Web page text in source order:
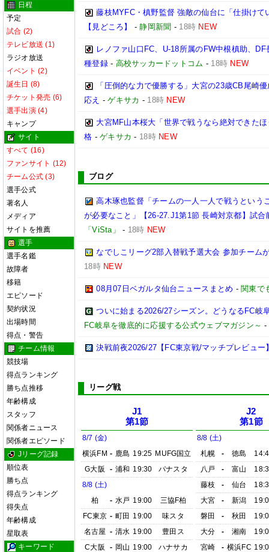
日程
予定
試合 (2)
テレビ放送 (1)
ラジオ放送
イベント (2)
誕生日 (8)
チケット発売 (6)
選手出演 (4)
キャンプ
サイト
すべて (16)
ファンサイト (12)
チーム公式 (3)
選手公式
著名人
メディア
サイトを推薦
選手
選手名鑑
故障者
移籍
エピソード
契約状況
出場時間
得点・警告
チーム情報
競技場
得点ランキング
勝ち点推移
年齢構成
スタッフ
関係者ニュース
関係者エピソード
Jリーグ記録
順位表
勝ち点
得点ランキング
得失点
年齢構成
星取表
キーワード
藤枝MYFC・槙野監督 強敵の仙台に「仕掛け
【見どころ】
-静岡新聞 - 18時 NEW
レノファ山口FC、U-18所属のFW中根槙助、
種登録- 高校サッカードットコム - 18時 NEW
「圧倒的な力で優勝する」大宮の23歳CB尾崎
応え -ゲキサカ - 18時 NEW
大宮MF山本桜大「世界で戦うなら絶対できた
格 -ゲキサカ - 18時 NEW
ブログ
高木琢也監督「チームの一人一人で戦うという
が必要なこと」【26-27.J1第1節 長崎対京都】試合
「ViSta」
- 18時 NEW
なでしこリーグ2部入替戦予選大会 参加チーム
18時 NEW
08月07日ベガルタ仙台ニュースまとめ - 関東で
ついに始まる2026/27シーズン。どうなるFC岐
FC岐阜を徹底的に応援する公式ウェブマガジン～ -
決戦前夜2026/27【FC東京戦/マッチプレビュー
リーグ戦
J1
第1節
8/7 (金)
横浜FM - 鹿島 19:25 MUFG国立
G大阪
- 浦和 19:30
パナスタ
8/8 (土)
柏
- 水戸 19:00
三協F柏
FC東京 - 町田 19:00
味スタ
名古屋 - 清水 19:00
豊田ス
C大阪
- 岡山 19:00
ハナサカ
J2
第1節
8/8 (土)
札幌
- 徳島
八戸
- 富山
藤枝
- 仙台
大宮
- 新潟
磐田
- 秋田
大分
- 湘南
宮崎
- 横浜FC